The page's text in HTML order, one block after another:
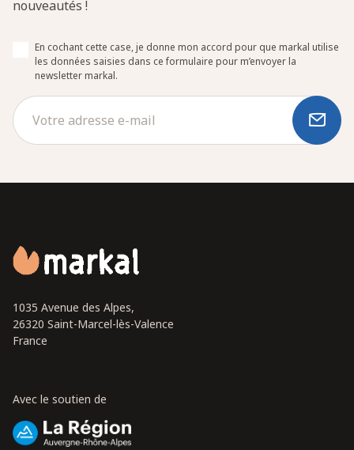
nouveautés !
En cochant cette case, je donne mon accord pour que markal utilise
les données saisies dans ce formulaire pour m’envoyer la
newsletter markal.
1035 Avenue des Alpes,
26320 Saint-Marcel-lès-Valence
France
Avec le soutien de